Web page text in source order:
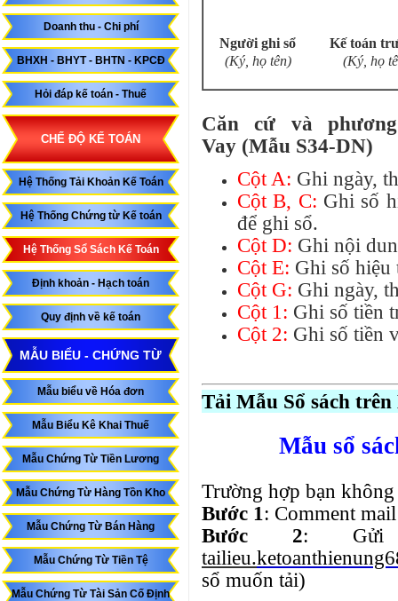
Doanh thu - Chi phí
BHXH - BHYT - BHTN - KPCĐ
Hỏi đáp kế toán - Thuế
CHẾ ĐỘ KẾ TOÁN
Hệ Thống Tải Khoản Kế Toán
Hệ Thống Chứng từ Kế toán
Hệ Thống Sổ Sách Kế Toán
Định khoản - Hạch toán
Quy định về kế toán
MẪU BIỂU - CHỨNG TỪ
Mẫu biểu về Hóa đơn
Mẫu Biểu Kê Khai Thuế
Mẫu Chứng Từ Tiền Lương
Mẫu Chứng Từ Hàng Tồn Kho
Mẫu Chứng Từ Bán Hàng
Mẫu Chứng Từ Tiền Tệ
Mẫu Chứng Từ Tài Sản Cố Định
Người ghi sổ
(Ký, họ tên)
Kế toán
(Ký, họ
Căn cứ và
Vay (Mẫu S34-DN)
Cột A: Ghi ngày,
Cột B, C: Ghi số
để ghi sổ.
Cột D: Ghi nội
Cột E: Ghi số
Cột G: Ghi ngày,
Cột 1: Ghi số tiền
Cột 2: Ghi số tiền
Tải Mẫu Sổ sách
Mẫu sổ
Trường hợp bạn
Bước 1: Comment
Bước 2: Gửi
tailieu.
sổ muốn tải)